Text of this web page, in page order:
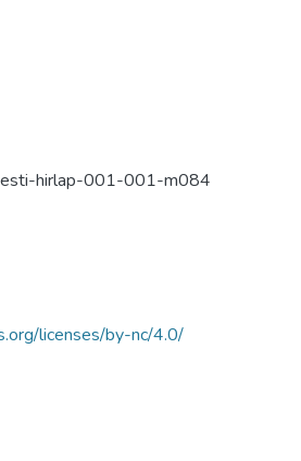
hirlap-001-001-m084
licenses/by-nc/4.0/